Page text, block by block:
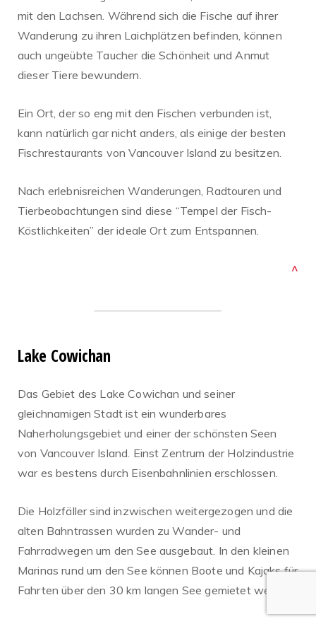
mit den Lachsen. Während sich die Fische auf ihrer
Wanderung zu ihren Laichplätzen befinden, können
auch ungeübte Taucher die Schönheit und Anmut
dieser Tiere bewundern.
Ein Ort, der so eng mit den Fischen verbunden ist,
kann natürlich gar nicht anders, als einige der besten
Fischrestaurants von Vancouver Island zu besitzen.
Nach erlebnisreichen Wanderungen, Radtouren und
Tierbeobachtungen sind diese “Tempel der Fisch-
Köstlichkeiten” der ideale Ort zum Entspannen.
^
Lake Cowichan
Das Gebiet des Lake Cowichan und seiner
gleichnamigen Stadt ist ein wunderbares
Naherholungsgebiet und einer der schönsten Seen
von Vancouver Island. Einst Zentrum der Holzindustrie
war es bestens durch Eisenbahnlinien erschlossen.
Die Holzfäller sind inzwischen weitergezogen und die
alten Bahntrassen wurden zu Wander- und
Fahrradwegen um den See ausgebaut. In den kleinen
Marinas rund um den See können Boote und Kajaks für
Fahrten über den 30 km langen See gemietet werden.